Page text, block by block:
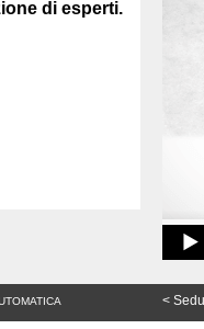
di esperti.
<